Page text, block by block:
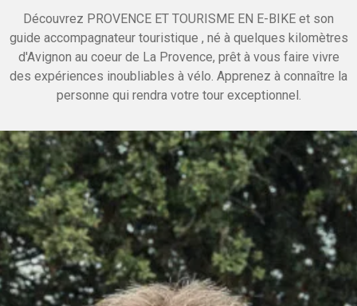
Découvrez PROVENCE ET TOURISME EN E-BIKE et son
guide accompagnateur touristique , né à quelques kilomètres
d'Avignon au coeur de La Provence, prêt à vous faire vivre
des expériences inoubliables à vélo. Apprenez à connaître la
personne qui rendra votre tour exceptionnel.